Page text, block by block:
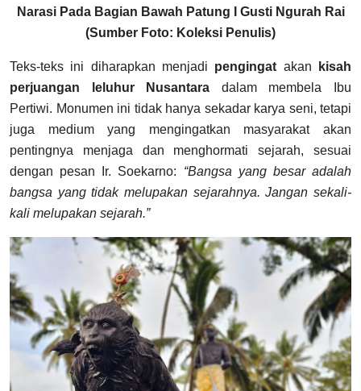
Narasi Pada Bagian Bawah Patung I Gusti Ngurah Rai
(Sumber Foto: Koleksi Penulis)
Teks-teks ini diharapkan menjadi pengingat akan
kisah
perjuangan leluhur Nusantara dalam membela Ibu
Pertiwi. Monumen ini tidak hanya sekadar karya seni, tetapi
juga medium yang mengingatkan masyarakat akan
pentingnya menjaga dan menghormati sejarah, sesuai
dengan pesan Ir. Soekarno: “Bangsa yang besar adalah
bangsa yang tidak melupakan sejarahnya. Jangan sekali-
kali melupakan sejarah.”